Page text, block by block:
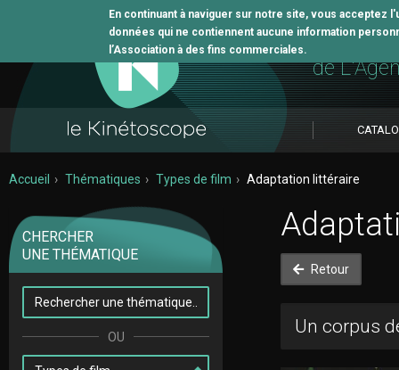
En continuant à naviguer sur notre site, vous
données qui ne contiennent aucune information
l’Association à des fins commerciales. L'outil
de
Accueil Thématiques Types de film Adaptation littéraire
CHERCHER
UNE THÉMATIQUE
Retour
Un corpus